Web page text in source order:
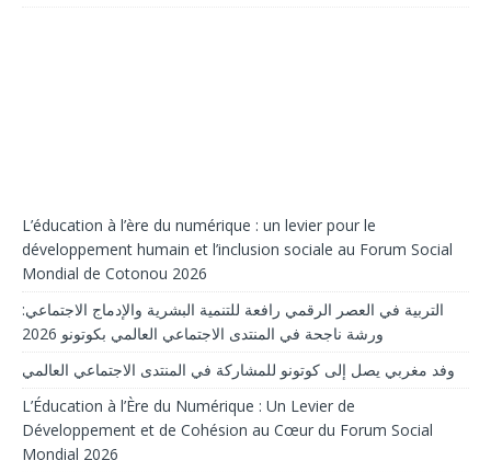
L’éducation à l’ère du numérique : un levier pour le
développement humain et l’inclusion sociale au Forum Social
Mondial de Cotonou 2026
التربية في العصر الرقمي رافعة للتنمية البشرية والإدماج الاجتماعي:
ورشة ناجحة في المنتدى الاجتماعي العالمي بكوتونو 2026
وفد مغربي يصل إلى كوتونو للمشاركة في المنتدى الاجتماعي العالمي
L’Éducation à l’Ère du Numérique : Un Levier de
Développement et de Cohésion au Cœur du Forum Social
Mondial 2026